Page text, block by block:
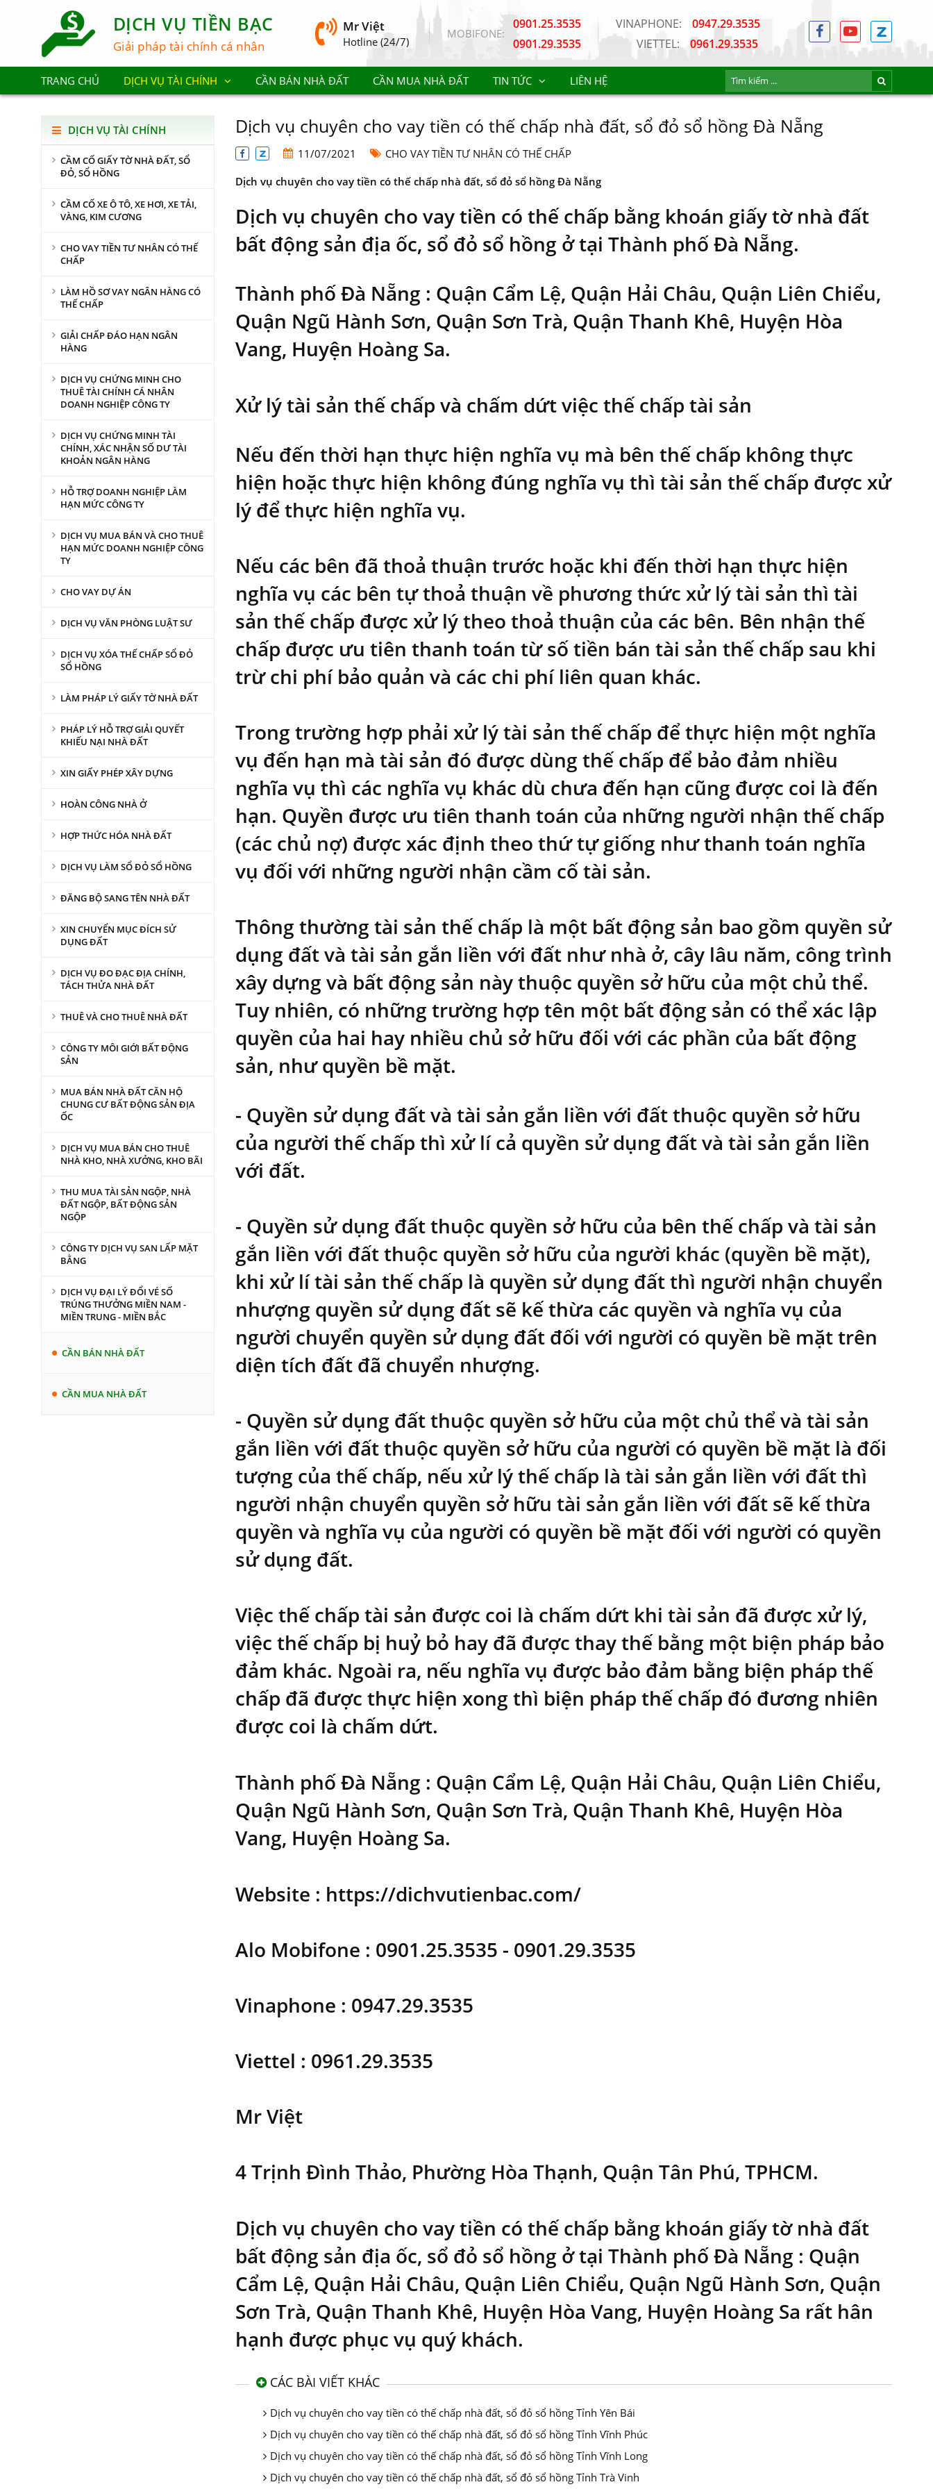
DỊCH VỤ TIỀN BẠC
Giải pháp tài chính cá nhân
Mr Việt
Hotline (24/7)
MOBIFONE:
0901.25.3535
0901.29.3535
VINAPHONE:
0947.29.3535
VIETTEL:
0961.29.3535
TRANG CHỦ DỊCH VỤ TÀI CHÍNH CẦN BÁN NHÀ ĐẤT CẦN MUA NHÀ ĐẤT TIN TỨC LIÊN HỆ
DỊCH VỤ TÀI CHÍNH
CẦM CỐ GIẤY TỜ NHÀ ĐẤT, SỔ
ĐỎ, SỔ HỒNG
CẦM CỐ XE Ô TÔ, XE HƠI, XE TẢI,
VÀNG, KIM CƯƠNG
CHO VAY TIỀN TƯ NHÂN CÓ THẾ
CHẤP
LÀM HỒ SƠ VAY NGÂN HÀNG CÓ
THẾ CHẤP
GIẢI CHẤP ĐÁO HẠN NGÂN
HÀNG
DỊCH VỤ CHỨNG MINH CHO
THUÊ TÀI CHÍNH CÁ NHÂN
DOANH NGHIỆP CÔNG TY
DỊCH VỤ CHỨNG MINH TÀI
CHÍNH, XÁC NHẬN SỐ DƯ TÀI
KHOẢN NGÂN HÀNG
HỖ TRỢ DOANH NGHIỆP LÀM
HẠN MỨC CÔNG TY
DỊCH VỤ MUA BÁN VÀ CHO THUÊ
HẠN MỨC DOANH NGHIỆP CÔNG
TY
CHO VAY DỰ ÁN
DỊCH VỤ VĂN PHÒNG LUẬT SƯ
DỊCH VỤ XÓA THẾ CHẤP SỔ ĐỎ
SỔ HỒNG
LÀM PHÁP LÝ GIẤY TỜ NHÀ ĐẤT
PHÁP LÝ HỖ TRỢ GIẢI QUYẾT
KHIẾU NẠI NHÀ ĐẤT
XIN GIẤY PHÉP XÂY DỰNG
HOÀN CÔNG NHÀ Ở
HỢP THỨC HÓA NHÀ ĐẤT
DỊCH VỤ LÀM SỔ ĐỎ SỔ HỒNG
ĐĂNG BỘ SANG TÊN NHÀ ĐẤT
XIN CHUYỂN MỤC ĐÍCH SỬ
DỤNG ĐẤT
DỊCH VỤ ĐO ĐẠC ĐỊA CHÍNH,
TÁCH THỬA NHÀ ĐẤT
THUÊ VÀ CHO THUÊ NHÀ ĐẤT
CÔNG TY MÔI GIỚI BẤT ĐỘNG
SẢN
MUA BÁN NHÀ ĐẤT CĂN HỘ
CHUNG CƯ BẤT ĐỘNG SẢN ĐỊA
ỐC
DỊCH VỤ MUA BÁN CHO THUÊ
NHÀ KHO, NHÀ XƯỞNG, KHO BÃI
THU MUA TÀI SẢN NGỘP, NHÀ
ĐẤT NGỘP, BẤT ĐỘNG SẢN
NGỘP
CÔNG TY DỊCH VỤ SAN LẤP MẶT
BẰNG
DỊCH VỤ ĐẠI LÝ ĐỔI VÉ SỐ
TRÚNG THƯỞNG MIỀN NAM -
MIỀN TRUNG - MIỀN BẮC
CẦN BÁN NHÀ ĐẤT
CẦN MUA NHÀ ĐẤT
Dịch vụ chuyên cho vay tiền có thế chấp nhà đất, sổ đỏ sổ hồng Đà Nẵng
11/07/2021 CHO VAY TIỀN TƯ NHÂN CÓ THẾ CHẤP
Dịch vụ chuyên cho vay tiền có thế chấp nhà đất, sổ đỏ sổ hồng Đà Nẵng
Dịch vụ chuyên cho vay tiền có thế chấp bằng khoán giấy tờ nhà đất
bất động sản địa ốc, sổ đỏ sổ hồng ở tại Thành phố Đà Nẵng.
Thành phố Đà Nẵng : Quận Cẩm Lệ, Quận Hải Châu, Quận Liên Chiểu,
Quận Ngũ Hành Sơn, Quận Sơn Trà, Quận Thanh Khê, Huyện Hòa
Vang, Huyện Hoàng Sa.
Xử lý tài sản thế chấp và chấm dứt việc thế chấp tài sản
Nếu đến thời hạn thực hiện nghĩa vụ mà bên thế chấp không thực
hiện hoặc thực hiện không đúng nghĩa vụ thì tài sản thế chấp được xử
lý để thực hiện nghĩa vụ.
Nếu các bên đã thoả thuận trước hoặc khi đến thời hạn thực hiện
nghĩa vụ các bên tự thoả thuận về phương thức xử lý tài sản thì tài
sản thế chấp được xử lý theo thoả thuận của các bên. Bên nhận thế
chấp được ưu tiên thanh toán từ số tiền bán tài sản thế chấp sau khi
trừ chi phí bảo quản và các chi phí liên quan khác.
Trong trường hợp phải xử lý tài sản thế chấp để thực hiện một nghĩa
vụ đến hạn mà tài sản đó được dùng thế chấp để bảo đảm nhiều
nghĩa vụ thì các nghĩa vụ khác dù chưa đến hạn cũng được coi là đến
hạn. Quyền được ưu tiên thanh toán của những người nhận thế chấp
(các chủ nợ) được xác định theo thứ tự giống như thanh toán nghĩa
vụ đối với những người nhận cầm cố tài sản.
Thông thường tài sản thế chấp là một bất động sản bao gồm quyền sử
dụng đất và tài sản gắn liền với đất như nhà ở, cây lâu năm, công trình
xây dựng và bất động sản này thuộc quyền sở hữu của một chủ thể.
Tuy nhiên, có những trường hợp tên một bất động sản có thể xác lập
quyền của hai hay nhiều chủ sở hữu đối với các phần của bất động
sản, như quyền bề mặt.
- Quyền sử dụng đất và tài sản gắn liền với đất thuộc quyền sở hữu
của người thế chấp thì xử lí cả quyền sử dụng đất và tài sản gắn liền
với đất.
- Quyền sử dụng đất thuộc quyền sở hữu của bên thế chấp và tài sản
gắn liền với đất thuộc quyền sở hữu của người khác (quyền bề mặt),
khi xử lí tài sản thế chấp là quyền sử dụng đất thì người nhận chuyển
nhượng quyền sử dụng đất sẽ kế thừa các quyền và nghĩa vụ của
người chuyển quyền sử dụng đất đối với người có quyền bề mặt trên
diện tích đất đã chuyển nhượng.
- Quyền sử dụng đất thuộc quyền sở hữu của một chủ thể và tài sản
gắn liền với đất thuộc quyền sở hữu của người có quyền bề mặt là đối
tượng của thế chấp, nếu xử lý thế chấp là tài sản gắn liền với đất thì
người nhận chuyển quyền sở hữu tài sản gắn liền với đất sẽ kế thừa
quyền và nghĩa vụ của người có quyền bề mặt đối với người có quyền
sử dụng đất.
Việc thế chấp tài sản được coi là chấm dứt khi tài sản đã được xử lý,
việc thế chấp bị huỷ bỏ hay đã được thay thế bằng một biện pháp bảo
đảm khác. Ngoài ra, nếu nghĩa vụ được bảo đảm bằng biện pháp thế
chấp đã được thực hiện xong thì biện pháp thế chấp đó đương nhiên
được coi là chấm dứt.
Thành phố Đà Nẵng : Quận Cẩm Lệ, Quận Hải Châu, Quận Liên Chiểu,
Quận Ngũ Hành Sơn, Quận Sơn Trà, Quận Thanh Khê, Huyện Hòa
Vang, Huyện Hoàng Sa.
Website : https://dichvutienbac.com/
Alo Mobifone : 0901.25.3535 - 0901.29.3535
Vinaphone : 0947.29.3535
Viettel : 0961.29.3535
Mr Việt
4 Trịnh Đình Thảo, Phường Hòa Thạnh, Quận Tân Phú, TPHCM.
Dịch vụ chuyên cho vay tiền có thế chấp bằng khoán giấy tờ nhà đất
bất động sản địa ốc, sổ đỏ sổ hồng ở tại Thành phố Đà Nẵng : Quận
Cẩm Lệ, Quận Hải Châu, Quận Liên Chiểu, Quận Ngũ Hành Sơn, Quận
Sơn Trà, Quận Thanh Khê, Huyện Hòa Vang, Huyện Hoàng Sa rất hân
hạnh được phục vụ quý khách.
CÁC BÀI VIẾT KHÁC
Dịch vụ chuyên cho vay tiền có thế chấp nhà đất, sổ đỏ sổ hồng Tỉnh Yên Bái
Dịch vụ chuyên cho vay tiền có thế chấp nhà đất, sổ đỏ sổ hồng Tỉnh Vĩnh Phúc
Dịch vụ chuyên cho vay tiền có thế chấp nhà đất, sổ đỏ sổ hồng Tỉnh Vĩnh Long
Dịch vụ chuyên cho vay tiền có thế chấp nhà đất, sổ đỏ sổ hồng Tỉnh Trà Vinh